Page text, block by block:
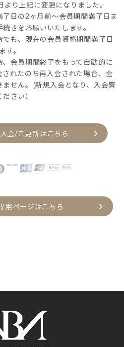
り上記に変更になりました。
日の2ヶ月前～会員期間満了日ま
きをお願いいたします。
も、現在の会員資格期間満了日
す。
会員期間終了をもって自動的に
れたのち再入会された場合、会
せん。(新規入会となり、入会費
さい）
会/ご更新はこちら
ページはこちら